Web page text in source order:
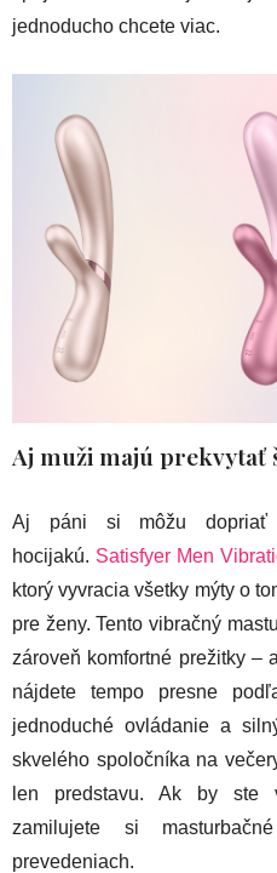
jednoducho chcete viac.
Aj muži majú prekvytať
Aj páni si môžu
hocijakú. Satisfyer Men
ktorý vyvracia všetky mýty o
pre ženy. Tento vibračný
zároveň komfortné prežitky –
nájdete tempo presne
jednoduché ovládanie a
skvelého spoločníka na
len predstavu. Ak by ste
zamilujete si
prevedeniach.